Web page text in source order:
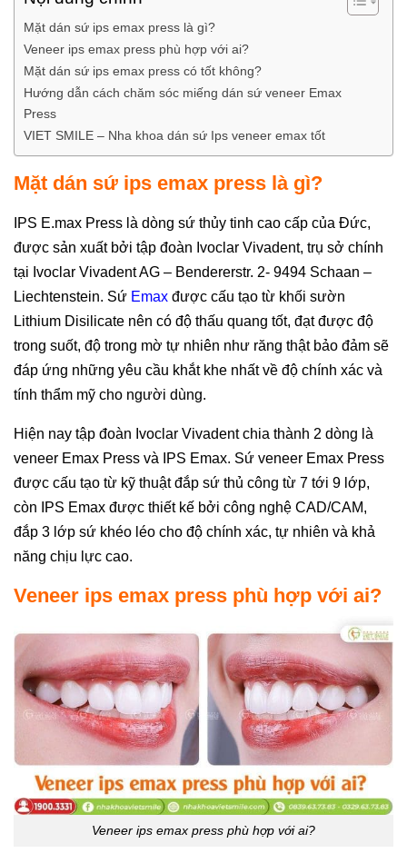
Mặt dán sứ ips emax press là gì?
Veneer ips emax press phù hợp với ai?
Mặt dán sứ ips emax press có tốt không?
Hướng dẫn cách chăm sóc miếng dán sứ veneer Emax
Press
VIET SMILE – Nha khoa dán sứ Ips veneer emax tốt
Mặt dán sứ ips emax press là gì?
IPS E.max Press là dòng sứ thủy tinh cao cấp của Đức,
được sản xuất bởi tập đoàn Ivoclar Vivadent, trụ sở chính
tại Ivoclar Vivadent AG – Bendererstr. 2- 9494 Schaan –
Liechtenstein. Sứ Emax được cấu tạo từ khối sườn
Lithium Disilicate nên có độ thấu quang tốt, đạt được độ
trong suốt, độ trong mờ tự nhiên như răng thật bảo đảm sẽ
đáp ứng những yêu cầu khắt khe nhất về độ chính xác và
tính thẩm mỹ cho người dùng.
Hiện nay tập đoàn Ivoclar Vivadent chia thành 2 dòng là
veneer Emax Press và IPS Emax. Sứ veneer Emax Press
được cấu tạo từ kỹ thuật đắp sứ thủ công từ 7 tới 9 lớp,
còn IPS Emax được thiết kế bởi công nghệ CAD/CAM,
đắp 3 lớp sứ khéo léo cho độ chính xác, tự nhiên và khả
năng chịu lực cao.
Veneer ips emax press phù hợp với ai?
Veneer ips emax press phù hợp với ai?